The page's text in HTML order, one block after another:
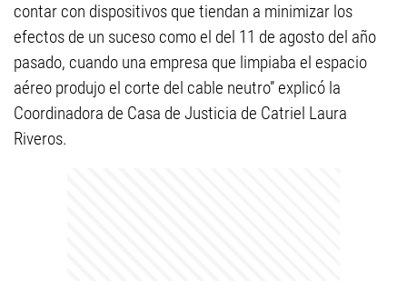
contar con dispositivos que tiendan a minimizar los
efectos de un suceso como el del 11 de agosto del año
pasado, cuando una empresa que limpiaba el espacio
aéreo produjo el corte del cable neutro” explicó la
Coordinadora de Casa de Justicia de Catriel Laura
Riveros.